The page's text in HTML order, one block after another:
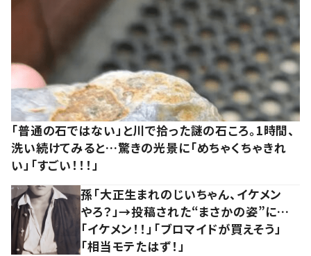
「普通の石ではない」と川で拾った謎の石ころ。1時間、
洗い続けてみると…驚きの光景に「めちゃくちゃきれ
い」「すごい！！！」
孫「大正生まれのじいちゃん、イケメン
やろ？」→投稿された“まさかの姿”に…
「イケメン！！」「ブロマイドが買えそう」
「相当モテたはず！」